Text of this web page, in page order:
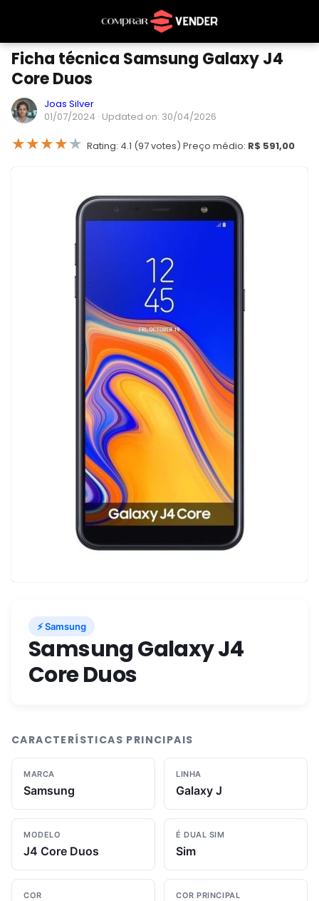
Ficha técnica Samsung Galaxy J4
Core Duos
Joas Silver
01/07/2024 · Updated on: 30/04/2026
★★★★★ Rating: 4.1 (97 votes) Preço médio: R$ 591,00
⚡ Samsung
Samsung Galaxy J4
Core Duos
CARACTERÍSTICAS PRINCIPAIS
MARCA
Samsung
LINHA
Galaxy J
MODELO
J4 Core Duos
É DUAL SIM
Sim
COR COR PRINCIPAL